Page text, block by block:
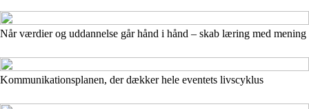
Når værdier og uddannelse går hånd i hånd – skab læring med mening
Kommunikationsplanen, der dækker hele eventets livscyklus